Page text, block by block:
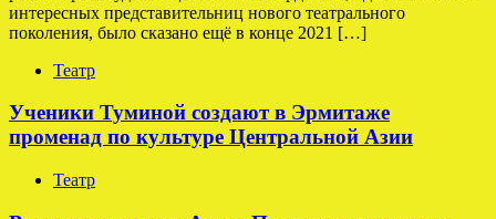
интересных представительниц нового театрального
поколения, было сказано ещё в конце 2021 […]
Театр
Ученики Туминой создают в Эрмитаже
променад по культуре Центральной Азии
Театр